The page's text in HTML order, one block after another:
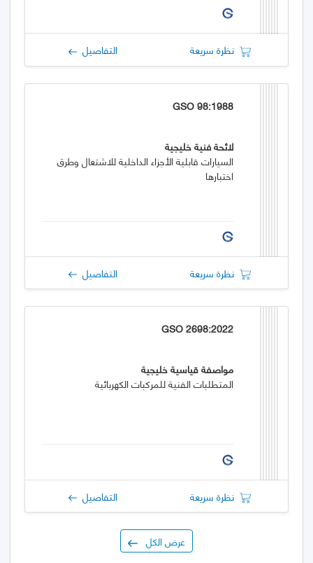
نظرة سريعة التفاصيل
GSO 98:1988
لائحة فنية خليجية
السيارات قابلية الأجزاء الداخلية للاشتعال وطرق
اختبارها
نظرة سريعة التفاصيل
GSO 2698:2022
مواصفة قياسية خليجية
المتطلبات الفنية للمركبات الكهربائية
نظرة سريعة التفاصيل
عرض الكل